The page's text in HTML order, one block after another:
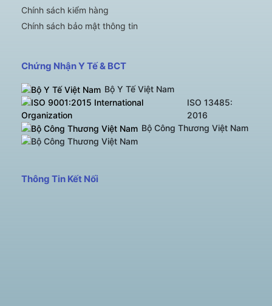
Chính sách kiểm hàng
Chính sách bảo mật thông tin
Chứng Nhận Y Tế & BCT
Bộ Y Tế Việt Nam
ISO 13485:
2016
Bộ Công Thương Việt Nam
Thông Tin Kết Nối